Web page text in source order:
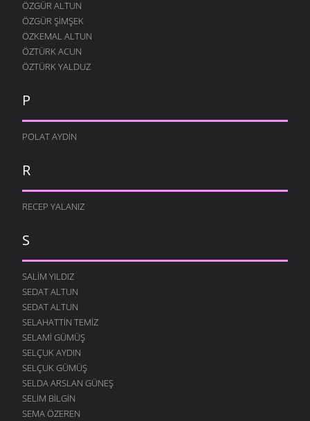
ÖZGÜR ALTUN
ÖZGÜR ŞIMŞEK
ÖZKEMAL ALTUN
ÖZTÜRK ACUN
ÖZTÜRK YALDUZ
P
POLAT AYDIN
R
RECEP YALANIZ
S
SALIM YILDIZ
SEDAT ALTUN
SEDAT ALTUN
SELAHATTIN TEMIZ
SELAMI GÜMÜŞ
SELÇUK AYDIN
SELÇUK GÜMÜŞ
SELDA ARSLAN GÜNEŞ
SELIM BILGIN
SEMA ÖZEREN